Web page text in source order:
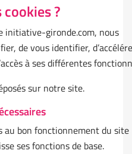
?
initiative-gironde.com, nous
de vous identifier,
à ses différentes
sur notre site.
au bon fonctionnement du site
ses fonctions de base.